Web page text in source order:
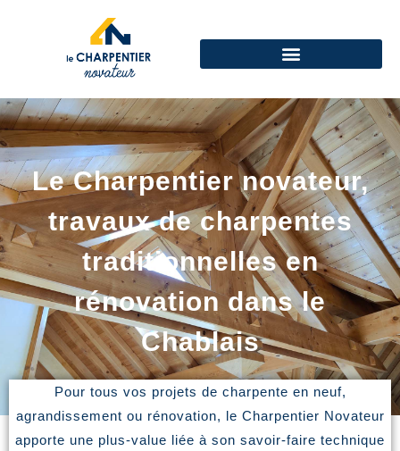
Le Charpentier novateur,
travaux de charpentes
traditionnelles en
rénovation dans le
Chablais
Pour tous vos projets de charpente en neuf,
agrandissement ou rénovation, le Charpentier Novateur
apporte une plus-value liée à son savoir-faire technique